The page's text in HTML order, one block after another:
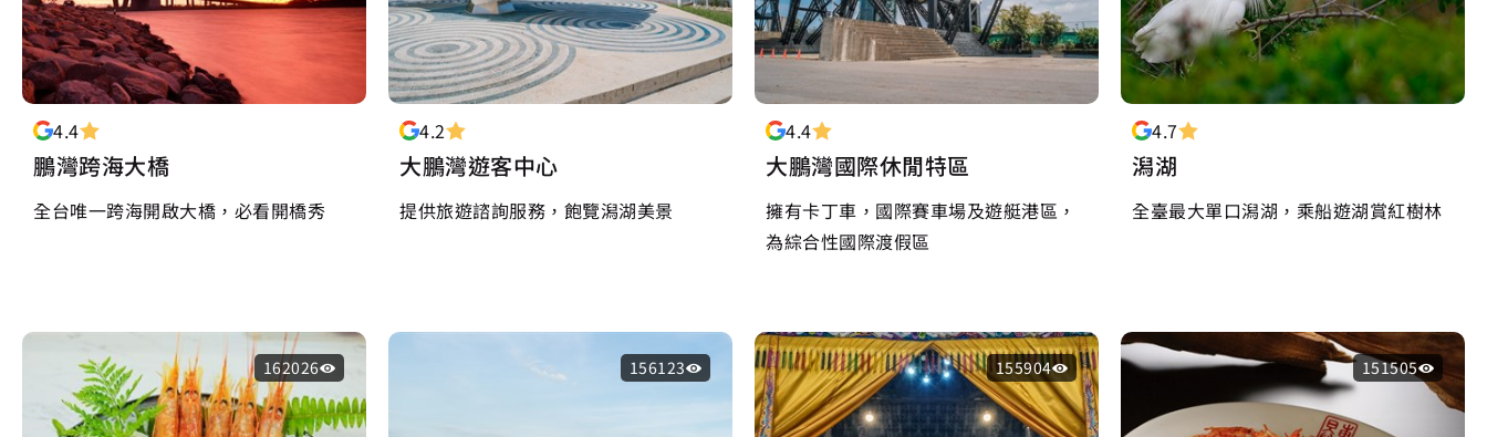
4.4
鵬灣跨海大橋
全台唯一跨海開啟大橋，必看開橋秀
4.2
大鵬灣遊客中心
提供旅遊諮詢服務，飽覽潟湖美景
4.4
大鵬灣國際休閒特區
擁有卡丁車，國際賽車場及遊艇港區，
為綜合性國際渡假區
4.7
潟湖
全臺最大單口潟湖，乘船遊湖賞紅樹林
162026 156123 155904 151505